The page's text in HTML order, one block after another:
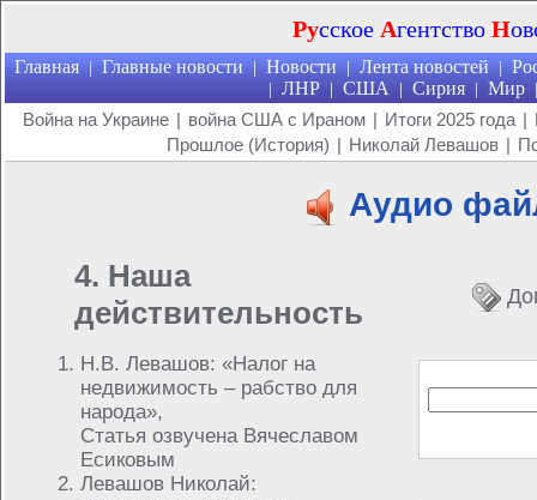
Русское Агентство Н
Главная | Главные новости | Новости | Лента новостей |
| ЛНР | США | Сирия | Мир |
Война на Украине | война США с Ираном | Итоги 2025 года |
Прошлое (История) | Николай Левашов |
Аудио
4. Наша
действительность
Н.В. Левашов: «Налог на
недвижимость – рабство для
народа»,
Статья озвучена Вячеславом
Есиковым
Левашов Николай: